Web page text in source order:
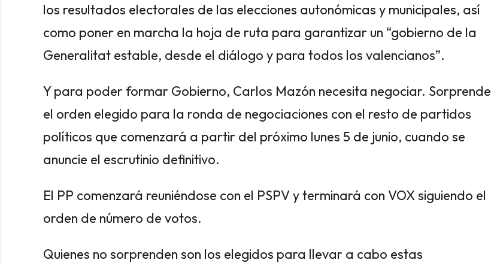
los resultados electorales de las elecciones autonómicas y municipales, así
como poner en marcha la hoja de ruta para garantizar un “gobierno de la
Generalitat estable, desde el diálogo y para todos los valencianos”.
Y para poder formar Gobierno, Carlos Mazón necesita negociar. Sorprende
el orden elegido para la ronda de negociaciones con el resto de partidos
políticos que comenzará a partir del próximo lunes 5 de junio, cuando se
anuncie el escrutinio definitivo.
El PP comenzará reuniéndose con el PSPV y terminará con VOX siguiendo el
orden de número de votos.
Quienes no sorprenden son los elegidos para llevar a cabo estas